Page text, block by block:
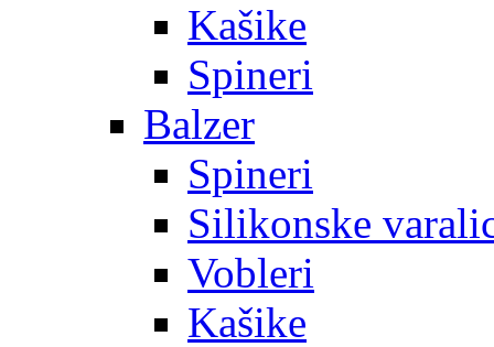
Kašike
Spineri
Balzer
Spineri
Silikonske
Vobleri
Kašike